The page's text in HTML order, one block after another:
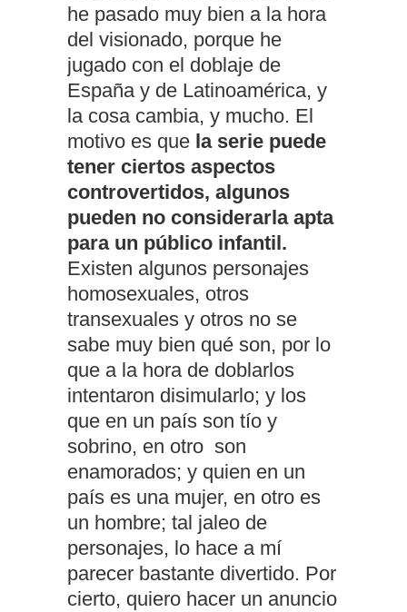
he pasado muy bien a la hora
del visionado, porque he
jugado con el doblaje de
España y de Latinoamérica, y
la cosa cambia, y mucho. El
motivo es que la serie puede
tener ciertos aspectos
controvertidos, algunos
pueden no considerarla apta
para un público infantil.
Existen algunos personajes
homosexuales, otros
transexuales y otros no se
sabe muy bien qué son, por lo
que a la hora de doblarlos
intentaron disimularlo; y los
que en un país son tío y
sobrino, en otro son
enamorados; y quien en un
país es una mujer, en otro es
un hombre; tal jaleo de
personajes, lo hace a mí
parecer bastante divertido. Por
cierto, quiero hacer un anuncio